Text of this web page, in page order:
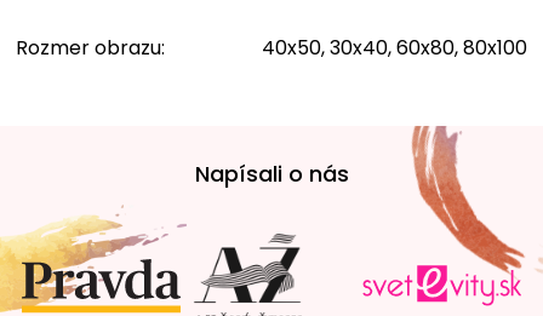
Rozmer obrazu: 40x50, 30x40, 60x80, 80x100
t
i
e
Napísali o nás